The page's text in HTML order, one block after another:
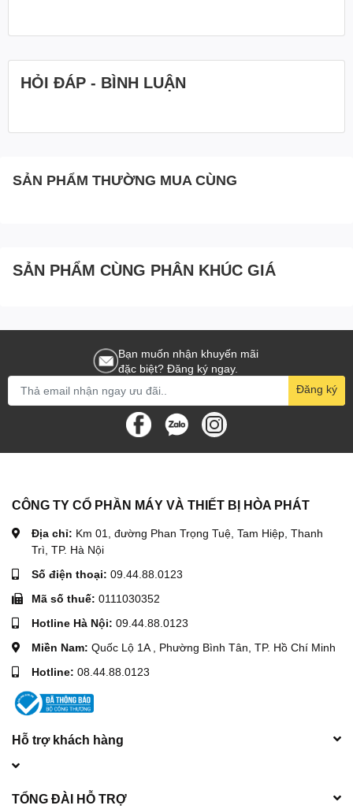
HỎI ĐÁP - BÌNH LUẬN
SẢN PHẨM THƯỜNG MUA CÙNG
SẢN PHẨM CÙNG PHÂN KHÚC GIÁ
Bạn muốn nhận khuyến mãi
đặc biệt? Đăng ký ngay.
Đăng ký
CÔNG TY CỔ PHẦN MÁY VÀ THIẾT BỊ HÒA PHÁT
Địa chỉ: Km 01, đường Phan Trọng Tuệ, Tam Hiệp, Thanh
Trì, TP. Hà Nội
Số điện thoại: 09.44.88.0123
Mã số thuế: 0111030352
Hotline Hà Nội: 09.44.88.0123
Miền Nam: Quốc Lộ 1A , Phường Bình Tân, TP. Hồ Chí Minh
Hotline: 08.44.88.0123
Hỗ trợ khách hàng
TỔNG ĐÀI HỖ TRỢ